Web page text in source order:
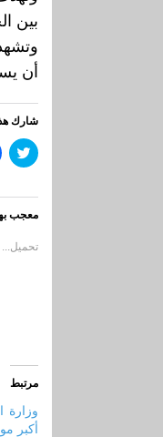
بين
أن يستقبل
شارك
معجب
تحميل...
مرتبط
وزارة
أكبر